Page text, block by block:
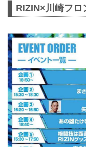
RIZIN×川崎フロ